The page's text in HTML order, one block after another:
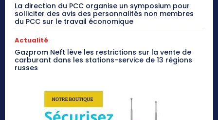
La direction du PCC organise un symposium pour
solliciter des avis des personnalités non membres
du PCC sur le travail économique
Actualité
Gazprom Neft lève les restrictions sur la vente de
carburant dans les stations-service de 13 régions
russes